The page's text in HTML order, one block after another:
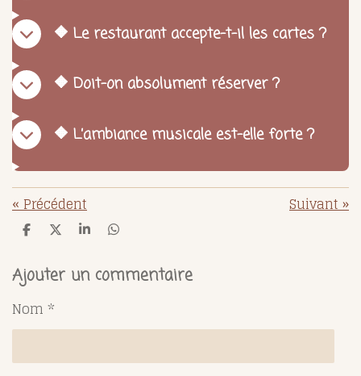
🔶 Le restaurant accepte-t-il les cartes ?
🔶 Doit-on absolument réserver ?
🔶 L’ambiance musicale est-elle forte ?
«Précédent Suivant»
P
t
a
e
r
P
t
a
r
P
t
a
r
P
t
a
r
Ajouter un commentaire
Nom *